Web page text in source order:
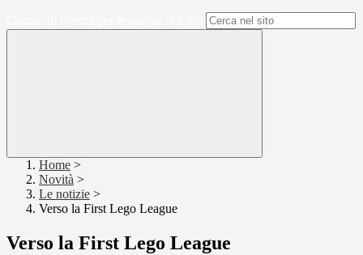
Home >
Novità >
Le notizie >
Verso la First Lego League
Verso la First Lego League